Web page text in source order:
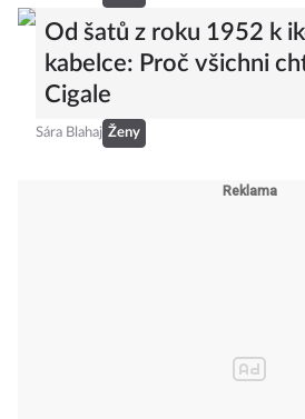
Od šatů z roku 1952 k
kabelce: Proč všichni
Cigale
Sára Blahaj Ženy